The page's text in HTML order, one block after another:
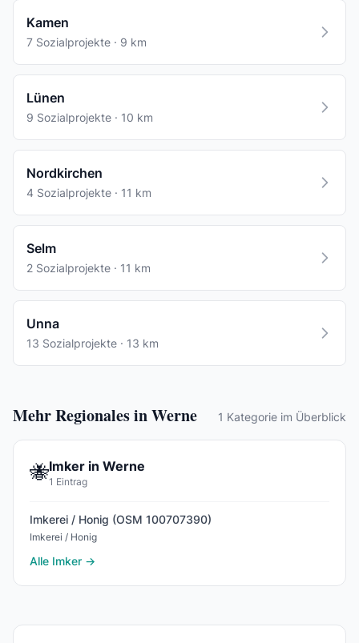
Kamen
7 Sozialprojekte · 9 km
Lünen
9 Sozialprojekte · 10 km
Nordkirchen
4 Sozialprojekte · 11 km
Selm
2 Sozialprojekte · 11 km
Unna
13 Sozialprojekte · 13 km
Mehr Regionales in Werne 1 Kategorie im Überblick
🐝Imker in Werne
1 Eintrag
Imkerei / Honig (OSM 100707390)
Imkerei / Honig
Alle Imker →